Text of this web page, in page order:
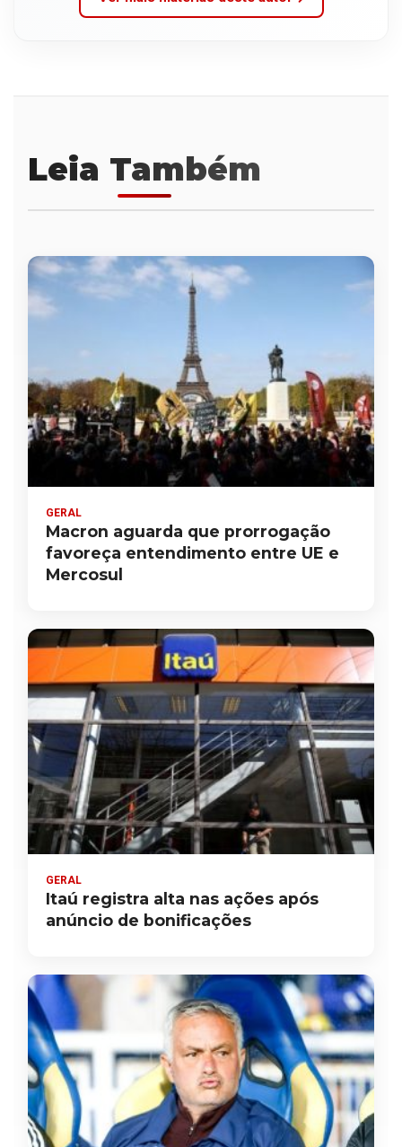
Leia Também
GERAL
Macron aguarda que prorrogação
favoreça entendimento entre UE e
Mercosul
GERAL
Itaú registra alta nas ações após
anúncio de bonificações